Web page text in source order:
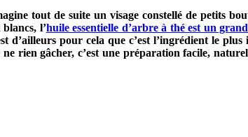
tout de suite un visage constellé de petits
l’huile essentielle d’arbre à thé est un
d’ailleurs pour cela que c’est l’ingrédient le
rien gâcher, c’est une préparation facile,